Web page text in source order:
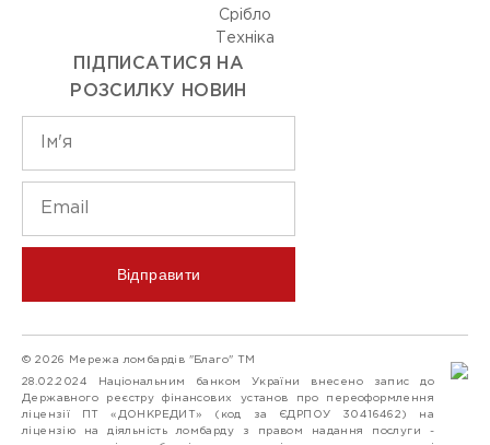
Срiбло
Технiка
ПІДПИСАТИСЯ НА
РОЗСИЛКУ НОВИН
Відправити
© 2026 Мережа ломбардів "Благо" ТМ
28.02.2024 Національним банком України внесено запис до
Державного реєстру фінансових установ про переоформлення
ліцензії ПТ «ДОНКРЕДИТ» (код за ЄДРПОУ 30416462) на
ліцензію на діяльність ломбарду з правом надання послуги -